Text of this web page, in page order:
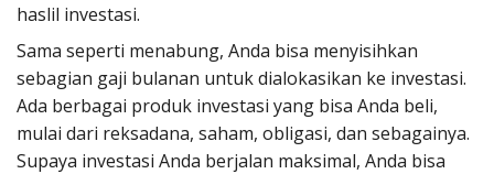
haslil investasi.
Sama seperti menabung, Anda bisa menyisihkan
sebagian gaji bulanan untuk dialokasikan ke investasi.
Ada berbagai produk investasi yang bisa Anda beli,
mulai dari reksadana, saham, obligasi, dan sebagainya.
Supaya investasi Anda berjalan maksimal, Anda bisa